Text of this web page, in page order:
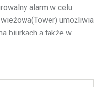
alarm w celu
umożliwia
biurkach a także w